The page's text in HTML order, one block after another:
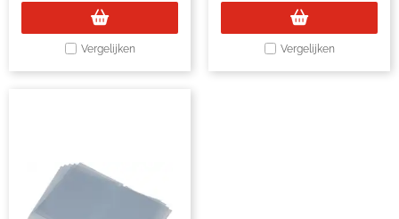
Vergelijken Vergelijken